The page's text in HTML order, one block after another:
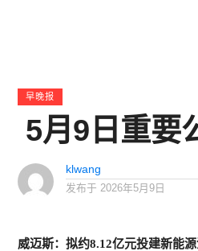
早晚报
5月9日重要
klwang
发布于 2026年5月9日
威迈斯：拟约8.12亿元投建新能